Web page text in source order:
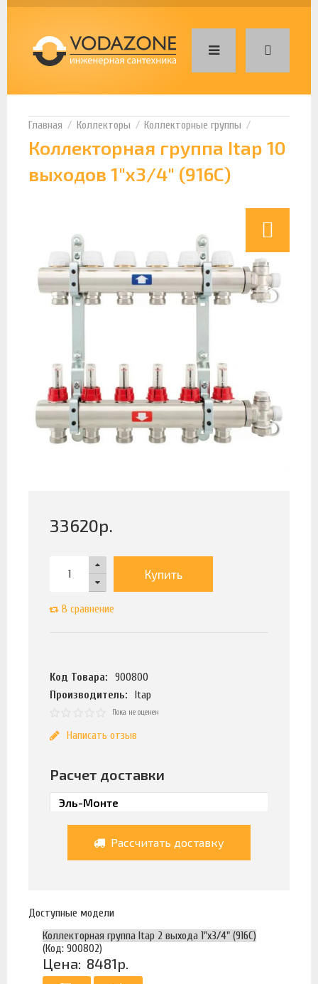
Коллекторы Коллекторные группы
Коллекторная группа Itap 10
выходов 1"х3/4" (916C)
33620р.
Купить
В сравнение
Код Товара:
900800
Производитель:
Itap
Пока не оценен
Написать отзыв
Расчет доставки
Рассчитать доставку
Доступные модели
Коллекторная группа Itap 2 выхода 1"х3/4" (916C)
(Код: 900802)
Цена: 8481р.